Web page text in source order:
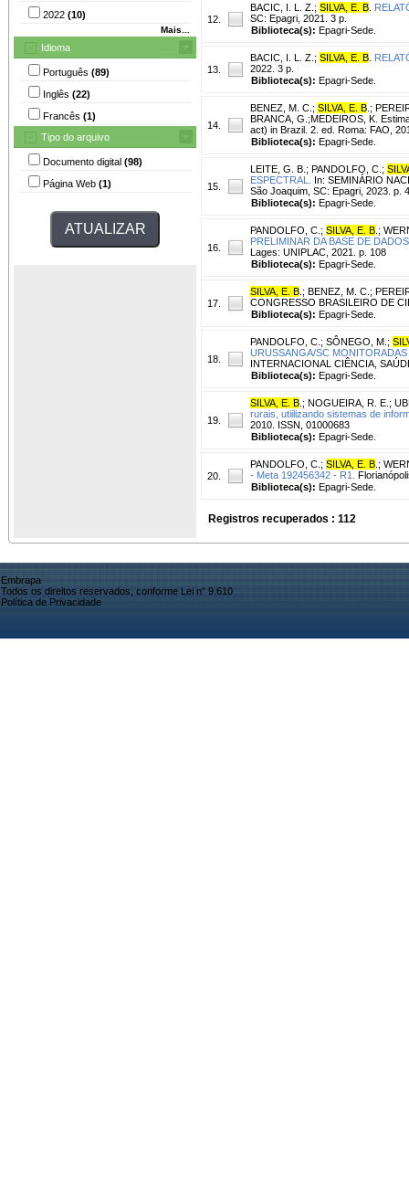
2022 (10)
Mais...
Idioma
Português (89)
Inglês (22)
Francês (1)
Tipo do arquivo
Documento digital (98)
Página Web (1)
12.
BACIC, I. L. Z. ; SILVA, E. B
SC: Epagri, 2021. 3 p.
Biblioteca(s): Epagri-Sede.
13.
BACIC, I. L. Z. ; SILVA, E. B
2022. 3 p.
Biblioteca(s): Epagri-Sede.
14.
BENEZ, M. C. ; SILVA, E. B ;
BRANCA, G.;MEDEIROS, K.
act) in Brazil. 2. ed. Roma: FAO,
Biblioteca(s): Epagri-Sede.
15.
LEITE, G. B. ; PANDOLFO, C. ;
ESPECTRAL.
In: SEMINÁRIO
São Joaquim, SC: Epagri, 2023. p.
Biblioteca(s): Epagri-Sede.
16.
PANDOLFO, C. ; SILVA, E. B ;
PRELIMINAR DA BASE DE
Lages: UNIPLAC, 2021. p. 108
Biblioteca(s): Epagri-Sede.
17.
SILVA, E. B ; BENEZ, M. C. ;
CONGRESSO BRASILEIRO DE
Biblioteca(s): Epagri-Sede.
18.
PANDOLFO, C. ; SÔNEGO, M. ;
URUSSANGA/SC
INTERNACIONAL CIÊNCIA,
Biblioteca(s): Epagri-Sede.
19.
SILVA, E. B ; NOGUEIRA, R. E. ;
rurais, utiilizando sistemas de
2010. ISSN, 01000683
Biblioteca(s): Epagri-Sede.
20.
PANDOLFO, C. ; SILVA, E. B ;
- Meta 192456342 - R1.
Biblioteca(s): Epagri-Sede.
Registros recuperados : 112
Embrapa
Todos os direitos reservados, conforme Lei n° 9.610
Política de Privacidade